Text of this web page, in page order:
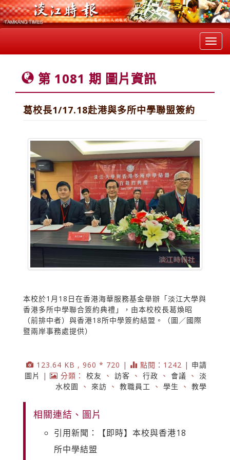
第 1081 期 圖片資訊
葛校長1/17.18赴港與多所中學聯盟簽約
本校於1月18日在香港海華服務基金舉辦「淡江大學與
香港多所中學聯合簽約典禮」，由本校校長葛煥昭
（前排中者）與香港18所中學簽約結盟。（圖／國際
暨兩岸事務處提供）
123.64 KB , 960 * 720 | 點閱：1242 | 申請
圖片
| 分類： 校友 、 訪客 、 行政 、 會議 、 淡
水校園
、 來訪 、 教職員工 、 學生 、 教學
相關連結、圖片
引用新聞：【即時】本校與香港18
所中學結盟